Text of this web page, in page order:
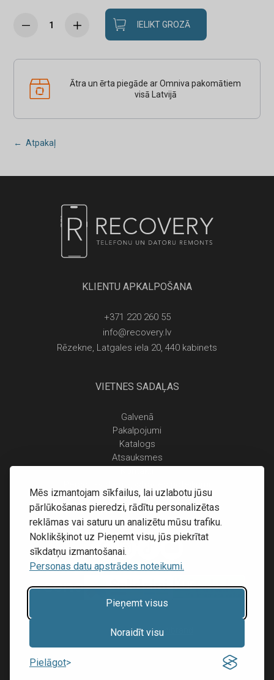
Mēs izmantojam sīkfailus, lai uzlabotu jūsu
pārlūkošanas pieredzi, rādītu personalizētas
reklāmas vai saturu un analizētu mūsu trafiku.
Noklikšķinot uz Pieņemt visu, jūs piekrītat
sīkdatņu izmantošanai.
Personas datu apstrādes noteikumi.
Pieņemt visus
Noraidīt visu
Pielāgot
IELIKT GROZĀ
Ātra un ērta piegāde ar Omniva pakomātiem
visā Latvijā
← Atpakaļ
KLIENTU APKALPOŠANA
+371 220 260 55
info@recovery.lv
Rēzekne, Latgales iela 20, 440 kabinets
VIETNES SADAĻAS
Galvenā
Pakalpojumi
Katalogs
Atsauksmes
Piegāde un apmaksa
Atgriešanas noteikumi
Mājas lapu izstrāde:Inibrand